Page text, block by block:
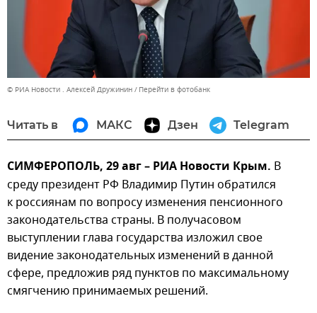
© РИА Новости . Алексей Дружинин Перейти в фотобанк
Читать в МАКС Дзен Telegram
СИМФЕРОПОЛЬ, 29 авг – РИА Новости Крым. В
среду президент РФ Владимир Путин обратился
к россиянам по вопросу изменения пенсионного
законодательства страны. В получасовом
выступлении глава государства изложил свое
видение законодательных изменений в данной
сфере, предложив ряд пунктов по максимальному
смягчению принимаемых решений.